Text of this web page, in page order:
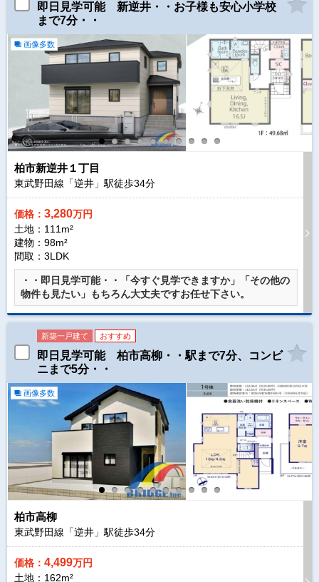
即日見学可能 新逆井・・お子様も安心小学校
まで7分・・
画像多数
柏市新逆井１丁目
東武野田線「逆井」駅徒歩34分
価格： 3,280万円
土地：111m²
建物：98m²
間取：3LDK
・・即日見学可能・・「今すぐ見学できますか」「その他の
物件も見たい」もちろん大丈夫ですお任せ下さい。
新築一戸建て おすすめ
即日見学可能 柏市高柳・・駅まで7分、コンビ
ニまで5分・・
画像多数
柏市高柳
東武野田線「逆井」駅徒歩34分
価格： 4,499万円
土地：162m²